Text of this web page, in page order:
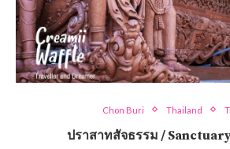
Chon Buri Thailand
ปราสาทสัจธรรม /